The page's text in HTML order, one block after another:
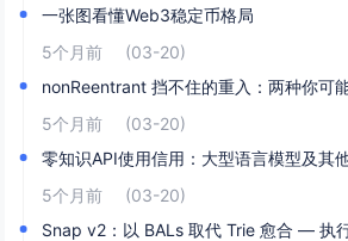
一张图看懂Web3稳定币格局
5个月前
(03-20)
nonReentrant 挡不住的重入：两种你可
5个月前
(03-20)
零知识API使用信用：大型语言模型及其
5个月前
(03-20)
Snap v2：以 BALs 取代 Trie 愈合 — 执